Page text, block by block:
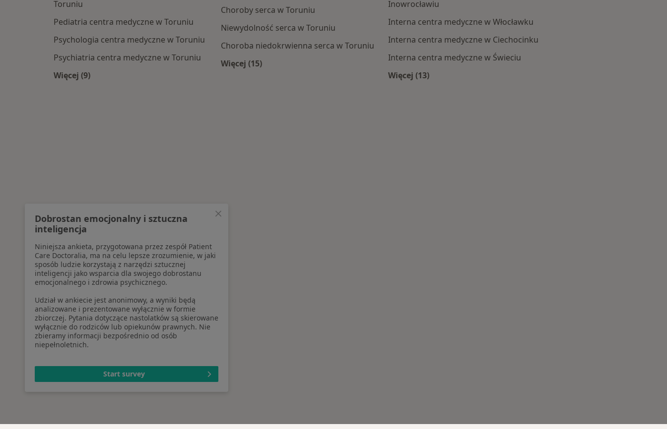
Toruniu
Pediatria centra medyczne w Toruniu
Psychologia centra medyczne w Toruniu
Psychiatria centra medyczne w Toruniu
Więcej (9)
Choroby serca w Toruniu
Niewydolność serca w Toruniu
Choroba niedokrwienna serca w Toruniu
Więcej (15)
Więcej w kategorii: Najczęście leczone choroby
Inowrocławiu
Interna centra medyczne w Włocławku
Interna centra medyczne w Ciechocinku
Interna centra medyczne w Świeciu
Więcej (13)
Dobrostan emocjonalny i sztuczna
inteligencja
Niniejsza ankieta, przygotowana przez zespół Patient
Care Doctoralia, ma na celu lepsze zrozumienie, w jaki
sposób ludzie korzystają z narzędzi sztucznej
inteligencji jako wsparcia dla swojego dobrostanu
emocjonalnego i zdrowia psychicznego.
Udział w ankiecie jest anonimowy, a wyniki będą
analizowane i prezentowane wyłącznie w formie
zbiorczej. Pytania dotyczące nastolatków są skierowane
wyłącznie do rodziców lub opiekunów prawnych. Nie
zbieramy informacji bezpośrednio od osób
niepełnoletnich.
Start survey